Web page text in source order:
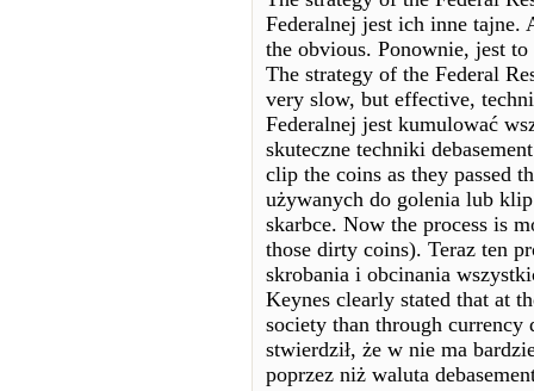
Federalnej jest ich inne
the obvious. Ponownie, jest
The strategy of the Federal
very slow, but effective,
Federalnej jest kumulować
skuteczne techniki
clip the coins as they passed
używanych do golenia lub
skarbce. Now the process is
those dirty coins). Teraz ten
skrobania i obcinania
Keynes clearly stated that at
society than through currency
stwierdził, że w nie ma
poprzez niż waluta